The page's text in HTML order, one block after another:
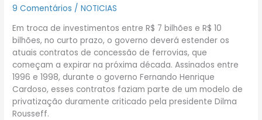
9 Comentários /NOTICIAS
Em troca de investimentos entre R$ 7 bilhões e R$ 10
bilhões, no curto prazo, o governo deverá estender os
atuais contratos de concessão de ferrovias, que
começam a expirar na próxima década. Assinados entre
1996 e 1998, durante o governo Fernando Henrique
Cardoso, esses contratos faziam parte de um modelo de
privatização duramente criticado pela presidente Dilma
Rousseff.